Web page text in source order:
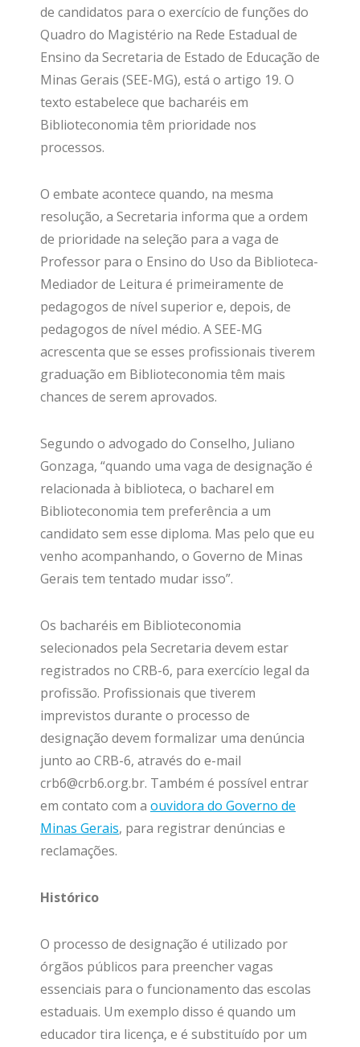
de candidatos para o exercício de funções do
Quadro do Magistério na Rede Estadual de
Ensino da Secretaria de Estado de Educação de
Minas Gerais (SEE-MG), está o artigo 19. O
texto estabelece que bacharéis em
Biblioteconomia têm prioridade nos
processos.
O embate acontece quando, na mesma
resolução, a Secretaria informa que a ordem
de prioridade na seleção para a vaga de
Professor para o Ensino do Uso da Biblioteca-
Mediador de Leitura é primeiramente de
pedagogos de nível superior e, depois, de
pedagogos de nível médio. A SEE-MG
acrescenta que se esses profissionais tiverem
graduação em Biblioteconomia têm mais
chances de serem aprovados.
Segundo o advogado do Conselho, Juliano
Gonzaga, “quando uma vaga de designação é
relacionada à biblioteca, o bacharel em
Biblioteconomia tem preferência a um
candidato sem esse diploma. Mas pelo que eu
venho acompanhando, o Governo de Minas
Gerais tem tentado mudar isso”.
Os bacharéis em Biblioteconomia
selecionados pela Secretaria devem estar
registrados no CRB-6, para exercício legal da
profissão. Profissionais que tiverem
imprevistos durante o processo de
designação devem formalizar uma denúncia
junto ao CRB-6, através do e-mail
crb6@crb6.org.br. Também é possível entrar
em contato com a ouvidora do Governo de
Minas Gerais, para registrar denúncias e
reclamações.
Histórico
O processo de designação é utilizado por
órgãos públicos para preencher vagas
essenciais para o funcionamento das escolas
estaduais. Um exemplo disso é quando um
educador tira licença, e é substituído por um